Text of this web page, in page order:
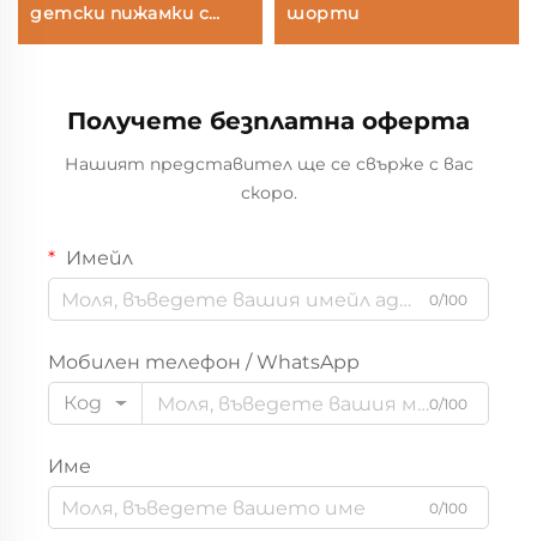
детски пижамки с
формата на
ODM детски пижамки
частни етикети
шорти
Получете безплатна оферта
Нашият представител ще се свърже с вас
скоро.
Имейл
0/100
Мобилен телефон / WhatsApp
Код
0/100
Име
0/100